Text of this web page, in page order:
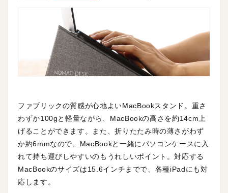
ファブリックの質感が心地よいMacBookスタンド。重さ
わずか100gと軽量ながら、MacBookの高さを約14cm上
げることができます。また、折りたたみ時の薄さがわず
か約6mmなので、MacBookと一緒にパソコンケースに入
れて持ち運びしやすいのもうれしいポイント。対応する
MacBookのサイズは15.6インチまでで、各種iPadにも対
応します。